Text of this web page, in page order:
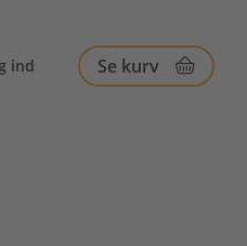
ind Se kurv